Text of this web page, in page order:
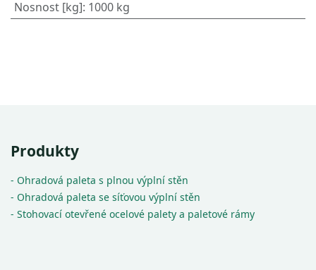
Nosnost [kg]: 1000 kg
Produkty
- Ohradová paleta s plnou výplní stěn
- Ohradová paleta se síťovou výplní stěn
- Stohovací otevřené ocelové palety a paletové rámy